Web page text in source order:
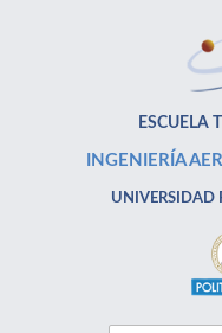
ESCUELA
INGENIERÍA
UNIVERSIDAD